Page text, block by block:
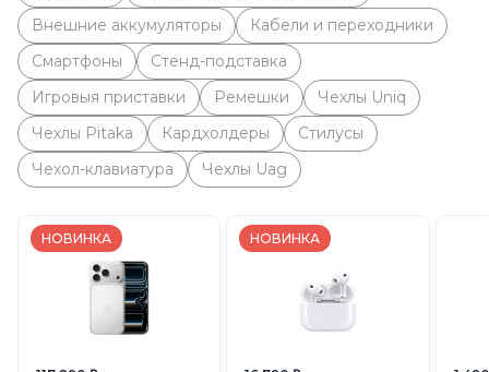
Внешние аккумуляторы
Кабели и переходники
Смартфоны
Стенд-подставка
Игровыя приставки
Ремешки
Чехлы Uniq
Чехлы Pitaka
Кардхолдеры
Стилусы
Чехол-клавиатура
Чехлы Uag
НОВИНКА НОВИНКА